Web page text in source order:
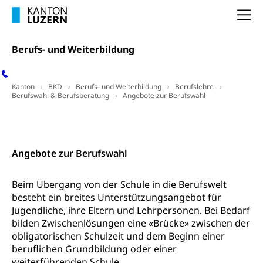
Berufs- und Weiterbildung
Kanton BKD Berufs- und Weiterbildung
Berufslehre
Berufswahl & Berufsberatung
Angebote zur Berufswahl
Angebote zur Berufswahl
Beim Übergang von der Schule in die Berufswelt
besteht ein breites Unterstützungsangebot für
Jugendliche, ihre Eltern und Lehrpersonen. Bei Bedarf
bilden Zwischenlösungen eine «Brücke» zwischen der
obligatorischen Schulzeit und dem Beginn einer
beruflichen Grundbildung oder einer
Sonderschulung
Schulferien
Heilpädagogische Schulen
Freiwilliger Schulsport
Fachstelle Stipendien (beruf.lu.ch)
Studienbeiträge Höhere Berufsbildung
Stipendien Hochschule Luzern hslu
universitäre Ausbildung, akademische Ausbildung,
Hochschulbildung, Hochschule, universitäre
Weiterbildung, Forschung, Entwicklung,
Dienstleistungen, Hochschule Luzern,
swissuniversities (Dachorganisation der Schweizer
Universität Luzern
Kindergarten, Kinderkrippe, Krippe, Kinderhort,
Kindertagesstätte, Spielgruppe, Tagesmutter,
Kinderbetreuung
Freiwilliges Kindergarten Jahr
Frühe Sprachförderung
Kindergarten & Basisstufe
Gesundheit und Soziales
Konsumentenschutz